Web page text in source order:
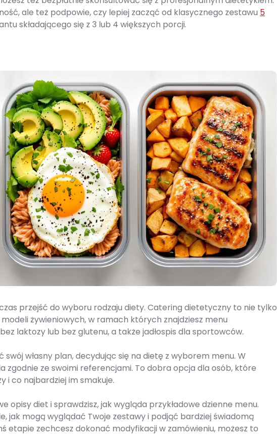
ale też podpowie, czy lepiej zacząć od klasycznego zestawu 5
składającego się z 3 lub 4 większych porcji.
przejść do wyboru rodzaju diety. Catering dietetyczny to nie tylko
żywieniowych, w ramach których znajdziesz menu
laktozy lub bez glutenu, a także jadłospis dla sportowców.
własny plan, decydując się na dietę z wyborem menu. W
zgodnie ze swoimi referencjami. To dobra opcja dla osób, które
i co najbardziej im smakuje.
opisy diet i sprawdzisz, jak wygląda przykładowe dzienne menu.
jak mogą wyglądać Twoje zestawy i podjąć bardziej świadomą
etapie zechcesz dokonać modyfikacji w zamówieniu, możesz to